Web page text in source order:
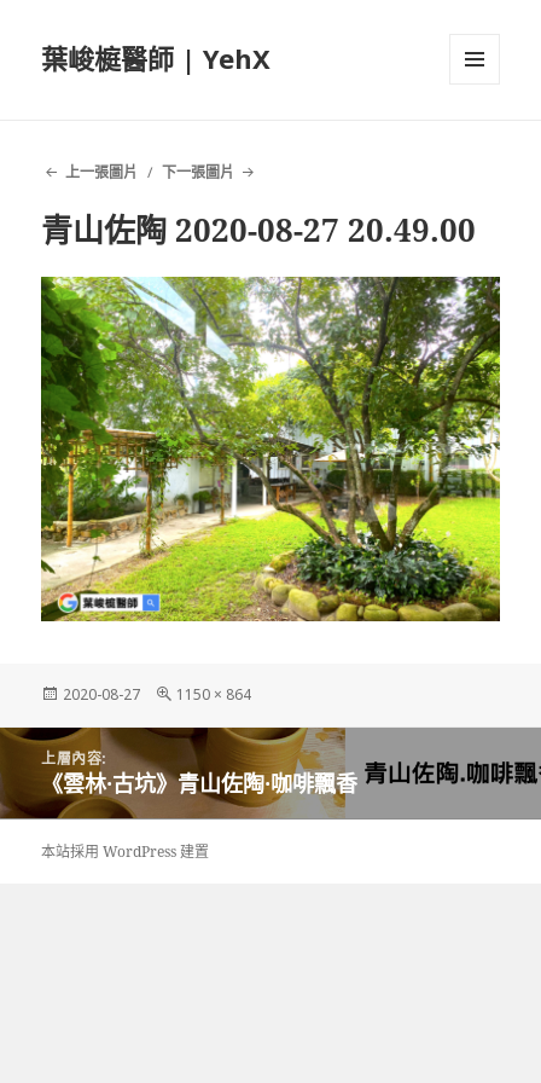
葉峻榳醫師 | YehX
上一張圖片 下一張圖片
青山佐陶 2020-08-27 20.49.00
發
日
期:
2020-08-27
完
尺
1150 × 864
文
章
導
上層內容:
《雲林·古坑》青山佐陶·咖啡飄香
本站採用 WordPress 建置